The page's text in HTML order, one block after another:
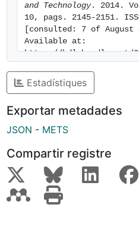
and Technology. 2014.
10, pags. 2145-2151.
[consulted: 7 of August
Available at:
https://hdl.handle.net/
Estadístiques
Exportar metadades
JSON - METS
Compartir registre